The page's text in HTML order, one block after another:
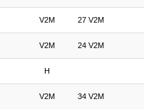
V2M 27 V2M
V2M 24 V2M
H
V2M 34 V2M